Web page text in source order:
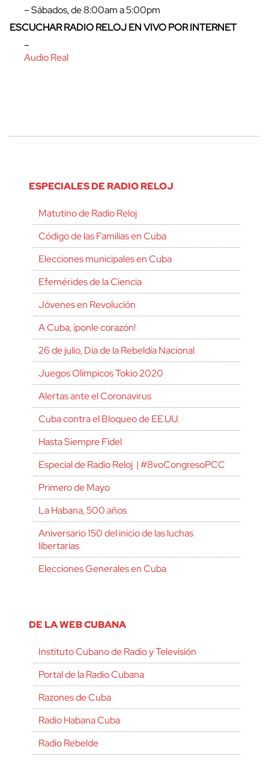
– Sábados, de 8:00am a 5:00pm
ESCUCHAR RADIO RELOJ EN VIVO POR INTERNET
–
Audio Real
ESPECIALES DE RADIO RELOJ
Matutino de Radio Reloj
Código de las Familias en Cuba
Elecciones municipales en Cuba
Efemérides de la Ciencia
Jóvenes en Revolución
A Cuba, ¡ponle corazón!
26 de julio, Día de la Rebeldía Nacional
Juegos Olímpicos Tokio 2020
Alertas ante el Coronavirus
Cuba contra el Bloqueo de EE.UU.
Hasta Siempre Fidel
Especial de Radio Reloj | #8voCongresoPCC
Primero de Mayo
La Habana, 500 años
Aniversario 150 del inicio de las luchas
libertarias
Elecciones Generales en Cuba
DE LA WEB CUBANA
Instituto Cubano de Radio y Televisión
Portal de la Radio Cubana
Razones de Cuba
Radio Habana Cuba
Radio Rebelde